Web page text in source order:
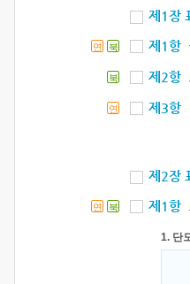
제1장
연 북 제1항
북 제2항
연 제3항
제2장
연 북 제1항
1. 단